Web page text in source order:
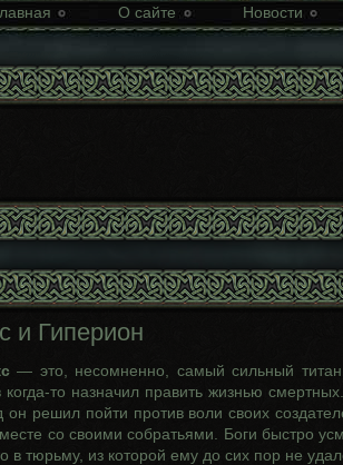
О сайте Новости
и Гиперион
— это, несомненно, самый сильный
когда-то назначил править жизнью
он решил пойти против воли своих
со своими собратьями. Боги быстро
в тюрьму, из которой ему до сих пор не